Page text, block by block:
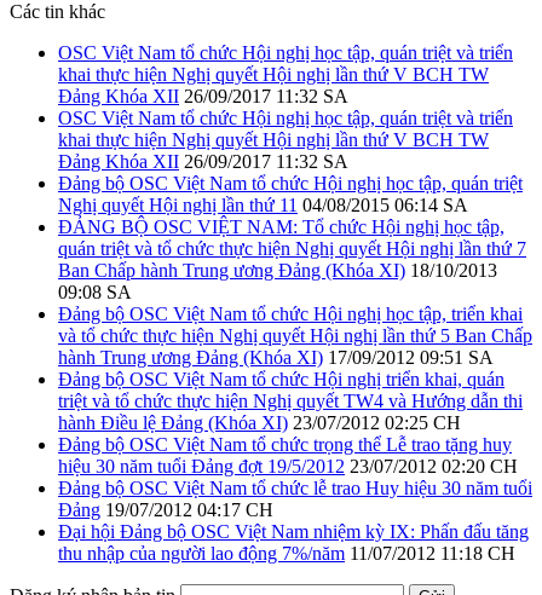
Các tin khác
OSC Việt Nam tổ chức Hội nghị học tập, quán triệt và triển
khai thực hiện Nghị quyết Hội nghị lần thứ V BCH TW
Đảng Khóa XII 26/09/2017 11:32 SA
OSC Việt Nam tổ chức Hội nghị học tập, quán triệt và triển
khai thực hiện Nghị quyết Hội nghị lần thứ V BCH TW
Đảng Khóa XII 26/09/2017 11:32 SA
Đảng bộ OSC Việt Nam tổ chức Hội nghị học tập, quán triệt
Nghị quyết Hội nghị lần thứ 11 04/08/2015 06:14 SA
ĐẢNG BỘ OSC VIỆT NAM: Tổ chức Hội nghị học tập,
quán triệt và tổ chức thực hiện Nghị quyết Hội nghị lần thứ 7
Ban Chấp hành Trung ương Đảng (Khóa XI) 18/10/2013
09:08 SA
Đảng bộ OSC Việt Nam tổ chức Hội nghị học tập, triển khai
và tổ chức thực hiện Nghị quyết Hội nghị lần thứ 5 Ban Chấp
hành Trung ương Đảng (Khóa XI) 17/09/2012 09:51 SA
Đảng bộ OSC Việt Nam tổ chức Hội nghị triển khai, quán
triệt và tổ chức thực hiện Nghị quyết TW4 và Hướng dẫn thi
hành Điều lệ Đảng (Khóa XI) 23/07/2012 02:25 CH
Đảng bộ OSC Việt Nam tổ chức trọng thể Lễ trao tặng huy
hiệu 30 năm tuổi Đảng đợt 19/5/2012 23/07/2012 02:20 CH
Đảng bộ OSC Việt Nam tổ chức lễ trao Huy hiệu 30 năm tuổi
Đảng 19/07/2012 04:17 CH
Đại hội Đảng bộ OSC Việt Nam nhiệm kỳ IX: Phấn đấu tăng
thu nhập của người lao động 7%/năm 11/07/2012 11:18 CH